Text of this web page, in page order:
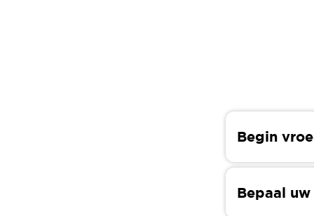
Begin
Als je van
weten dat
aanvragen,
Bepaal